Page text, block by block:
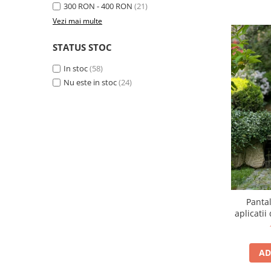
300 RON - 400 RON (21)
Vezi mai multe
STATUS STOC
In stoc(58)
Nu este in stoc(24)
aplicatii